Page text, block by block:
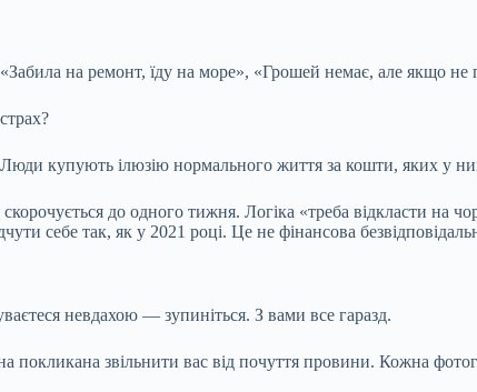
на ремонт, їду на море», «Грошей немає, але якщо не
купують ілюзію нормального життя за кошти, яких у
до одного тижня. Логіка «треба відкласти
себе так, як у 2021 році. Це не фінансова
невдахою — зупиніться. З вами все гаразд.
покликана звільнити вас від почуття провини. Кожна